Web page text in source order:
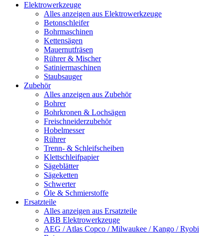
Elektrowerkzeuge
Alles anzeigen aus Elektrowerkzeuge
Betonschleifer
Bohrmaschinen
Kettensägen
Mauernutfräsen
Rührer & Mischer
Satiniermaschinen
Staubsauger
Zubehör
Alles anzeigen aus Zubehör
Bohrer
Bohrkronen & Lochsägen
Freischneiderzubehör
Hobelmesser
Rührer
Trenn- & Schleifscheiben
Klettschleifpapier
Sägeblätter
Sägeketten
Schwerter
Öle & Schmierstoffe
Ersatzteile
Alles anzeigen aus Ersatzteile
ABB Elektrowerkzeuge
AEG / Atlas Copco / Milwaukee / Kango / Ryobi